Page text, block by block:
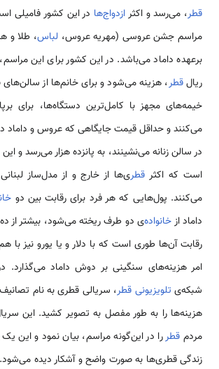
قطر، می‌رسد و اکثرازدواج‌ها در این کشور فامیلی
مراسم جشن عروسی (مهریه عروس، لباس، طلا و
برعهده داماد می‌باشد. در این کشور برای این
ریالقطر، هزینه می‌شود و برای خانم‌ها از سالن‌های
خیمه‌های مجهز با کامل‌ترین دستگاه‌ها، برای
می‌کنند و حداقل قیمت جایگاهی که عروس و داماد
در سالن زنانه می‌نشینند، به پانزده هزار می‌رسد و
است که اکثر قطری‌ها از خارج و از مدل‌ساز
می‌کنند. پول‌هایی که هر فرد برای رقابت بین دو
داماد ازخانواده‌ی دو طرف ریخته می‌شود، بیشتر از
رقابت آن‌ها طوری است که با دلار و یا یورو نیز با
امر هزینه‌های سنگینی بر دوش داماد می‌گذارد.
شبکه‌ی تلویزیونی قطر
هزینه‌ها را به طور مفصل به تصویر کشید. این
مردم قطررا در این‌گونه مراسم، بیان نمود و این
زندگی قطری‌ها به صورت واضح و آشکار دیده